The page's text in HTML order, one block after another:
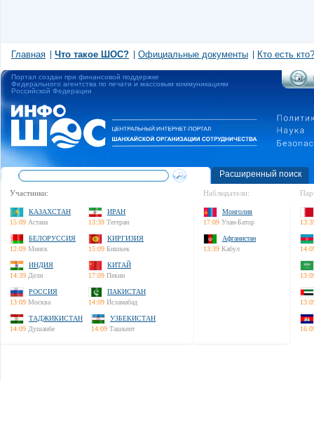
Главная Что такое ШОС? Официальные документы Кто есть кто?
Портал создан при финансовой поддержке
Федерального агентства по печати и массовым коммуникациям
Российской Федерации
Расширенный поиск
Участники:
КАЗАХСТАН
15:09 Астана
ИРАН
13:39 Тегеран
БЕЛОРУССИЯ
12:09 Минск
КИРГИЗИЯ
15:09 Бишкек
ИНДИЯ
14:39 Дели
КИТАЙ
17:09 Пекин
РОССИЯ
13:09 Москва
ПАКИСТАН
14:09 Исламабад
ТАДЖИКИСТАН
14:09 Душанбе
УЗБЕКИСТАН
14:09 Ташкент
Наблюдатели:
Монголия
17:09 Улан-Батор
Афганистан
13:39 Кабул